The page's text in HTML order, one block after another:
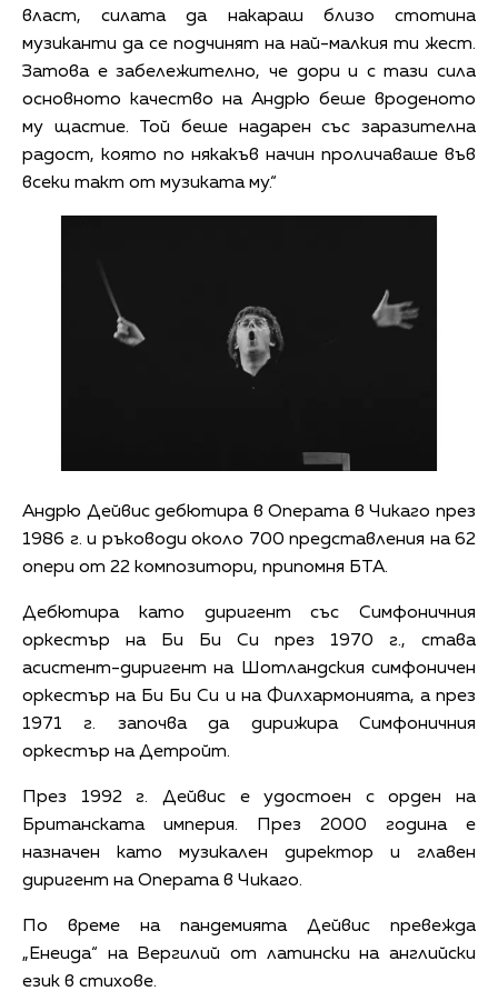
власт, силата да накараш близо стотина
музиканти да се подчинят на най-малкия ти жест.
Затова е забележително, че дори и с тази сила
основното качество на Андрю беше вроденото
му щастие. Той беше надарен със заразителна
радост, която по някакъв начин проличаваше във
всеки такт от музиката му.“
Андрю Дейвис дебютира в Операта в Чикаго през
1986 г. и ръководи около 700 представления на 62
опери от 22 композитори, припомня БТА.
Дебютира като диригент със Симфоничния
оркестър на Би Би Си през 1970 г., става
асистент-диригент на Шотландския симфоничен
оркестър на Би Би Си и на Филхармонията, а през
1971 г. започва да дирижира Симфоничния
оркестър на Детройт.
През 1992 г. Дейвис е удостоен с орден на
Британската империя. През 2000 година е
назначен като музикален директор и главен
диригент на Операта в Чикаго.
По време на пандемията Дейвис превежда
„Енеида“ на Вергилий от латински на английски
език в стихове.